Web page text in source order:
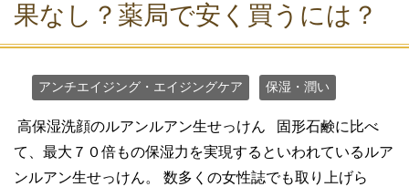
果なし？薬局で安く買うには？
アンチエイジング・エイジングケア 保湿・潤い
高保湿洗顔のルアンルアン生せっけん 固形石鹸に比べ
て、最大７０倍もの保湿力を実現するといわれているルア
ンルアン生せっけん。 数多くの女性誌でも取り上げら